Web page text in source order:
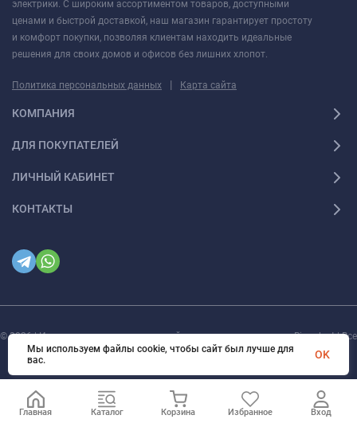
электрики. С широким ассортиментом товаров, доступными
ценами и быстрой доставкой, наш магазин гарантирует простоту
и комфорт покупки, позволяя клиентам находить идеальные
решения для своих домов и офисов без лишних хлопот.
Политика персональных данных | Карта сайта
КОМПАНИЯ
ДЛЯ ПОКУПАТЕЛЕЙ
ЛИЧНЫЙ КАБИНЕТ
КОНТАКТЫ
© 2026 | Интернет магазин инженерной сантехники и электрики Rigaplast | Все
права защищены
Главная Каталог Корзина Избранное Вход
Мы используем файлы cookie, чтобы сайт был лучше для
вас.
OK